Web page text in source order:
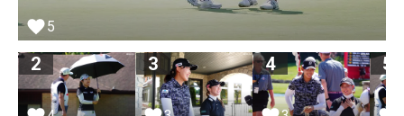
5
2 3 4 5